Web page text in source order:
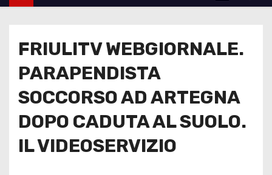
FRIULITV WEBGIORNALE.
PARAPENDISTA
SOCCORSO AD ARTEGNA
DOPO CADUTA AL SUOLO.
IL VIDEOSERVIZIO